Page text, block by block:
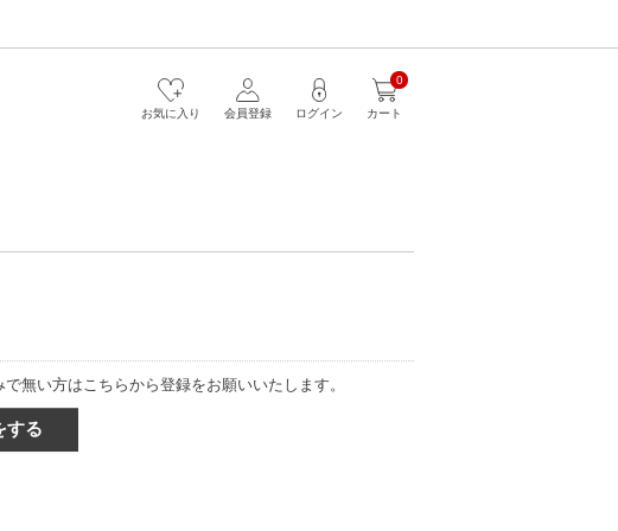
カート
0
ログイン
会員登録
お気に入り
無い方はこちらから登録をお願いいたします。
する